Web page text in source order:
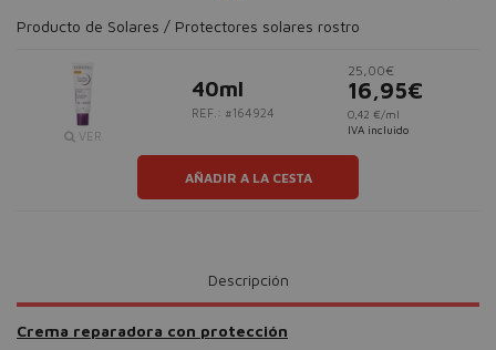
Producto de Solares / Protectores solares rostro
VER
40ml
REF.: #164924
25,00€
16,95€
0,42 €/ml
IVA incluido
AÑADIR A LA CESTA
Descripción
Crema reparadora con protección